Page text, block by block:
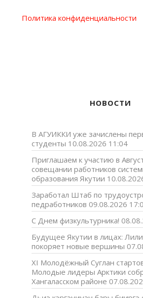
Политика конфиденциальности
НОВОСТИ
В АГУИККИ уже зачислены
студенты 10.08.2026 11:04
Приглашаем к участию в
совещании работников
образования Якутии
Заработал Штаб по
педработников 09.08.2026
С Днем физкультурника!
Будущее Якутии в лицах:
покоряет новые вершины
XI Молодёжный Суглан
Молодые лидеры Арктики
Хангаласском районе